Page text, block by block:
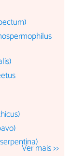
Ver mais >>